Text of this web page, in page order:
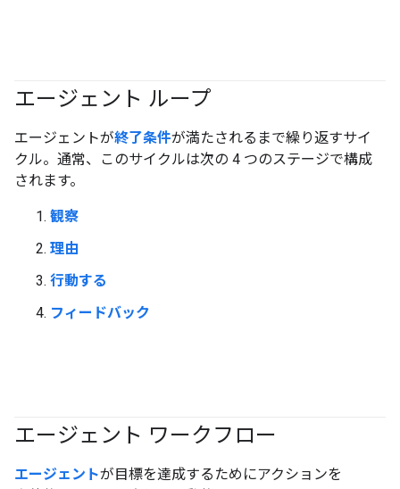
エージェント ループ
エージェントが終了条件が満たされるまで繰り返すサイ
クル。通常、このサイクルは次の 4 つのステージで構成
されます。
観察
理由
行動する
フィードバック
エージェント ワークフロー
エージェントが目標を達成するためにアクションを